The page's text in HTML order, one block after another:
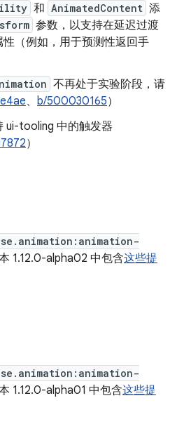
和 AnimatedContent 添
参数，以支持在延迟过渡
（例如，用于预测性返回手
不再处于实验阶段，请
、 b/500030165）
ui-tooling 中的触发器
）
1.12.0-alpha02 中包含这些提
1.12.0-alpha01 中包含这些提